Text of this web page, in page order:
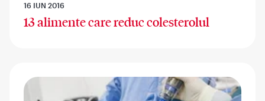
16 IUN 2016
13 alimente care reduc colesterolul